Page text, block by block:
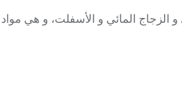
المائي و الأسفلت، و هي مواد